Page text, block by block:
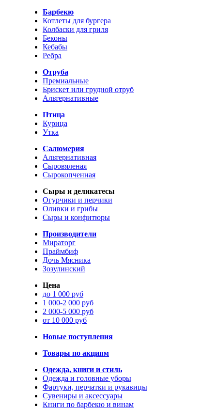
Барбекю
Котлеты для бургера
Колбаски для гриля
Беконы
Кебабы
Ребра
Отруба
Премиальные
Брискет или грудной отруб
Альтернативные
Птица
Курица
Утка
Салюмерия
Альтернативная
Сыровяленая
Сырокопченная
Сыры и деликатесы
Огурчики и перчики
Оливки и грибы
Сыры и конфитюры
Производители
Мираторг
Праймбиф
Дочь Мясника
Зозулинский
Цена
до 1 000 руб
1 000-2 000 руб
2 000-5 000 руб
от 10 000 руб
Новые поступления
Товары по акциям
Одежда, книги и стиль
Одежда и головные уборы
Фартуки, перчатки и рукавицы
Сувениры и аксессуары
Книги по барбекю и винам